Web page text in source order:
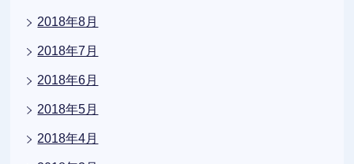
2018年8月
2018年7月
2018年6月
2018年5月
2018年4月